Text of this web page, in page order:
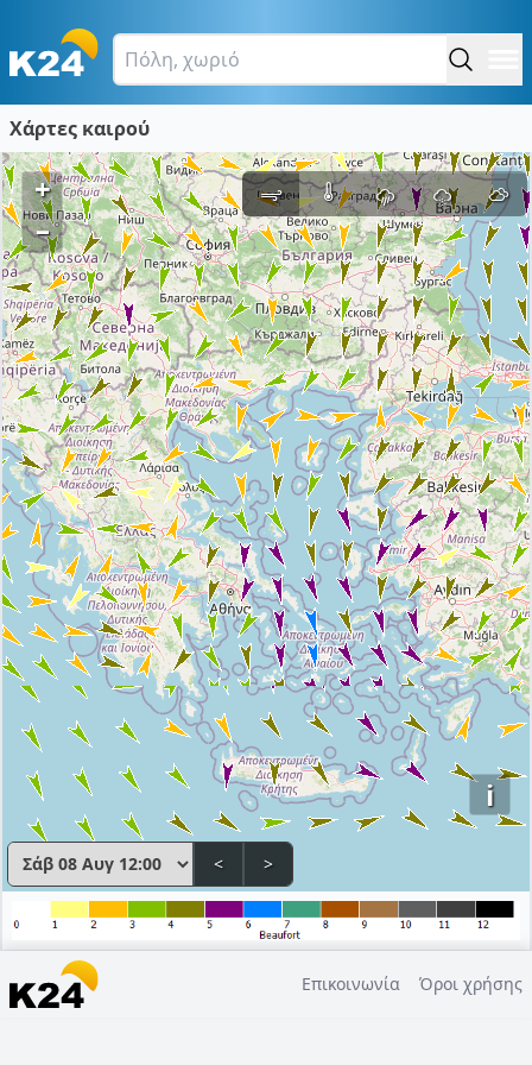
Χάρτες καιρού
i
+
–
< >
Επικοινωνία Όροι χρήσης